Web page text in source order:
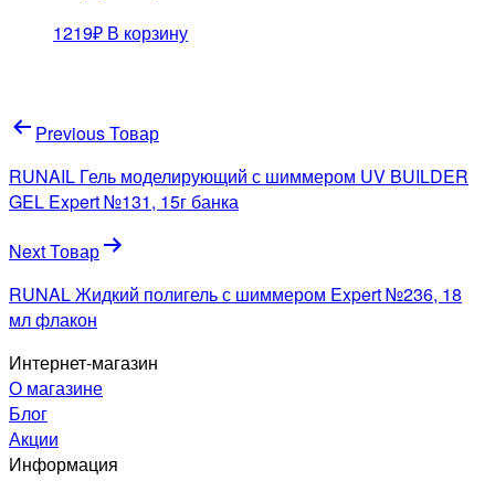
1219₽ В корзину
Навигация
по
записям
Previous Товар
RUNAIL Гель моделирующий с шиммером UV BUILDER
GEL Expert №131, 15г банка
Next Товар
RUNAL Жидкий полигель с шиммером Expert №236, 18
мл флакон
Интернет-магазин
О магазине
Блог
Акции
Информация